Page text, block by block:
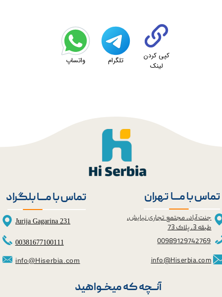
کپی کردن
لینک
تلگرام واتساپ
آنــچه که میخــواهید
تماس با مــــا تهران
جنت آباد، مجتمع تجاری نیایش،
طبقه 3، پلاک 73
00989129742769
info@Hiserbia.com
تماس با مــــا بلگراد
Jurija Gagarina 231
info@Hiserbia.com
00381677100111